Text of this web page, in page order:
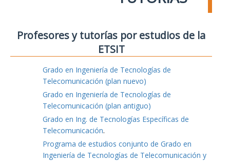
Profesores y tutorías por estudios de la
ETSIT
Grado en Ingeniería de Tecnologías de
Telecomunicación (plan nuevo)
Grado en Ingeniería de Tecnologías de
Telecomunicación (plan antiguo)
Grado en Ing. de Tecnologías Específicas de
Telecomunicación.
Programa de estudios conjunto de Grado en
Ingeniería de Tecnologías de Telecomunicación y